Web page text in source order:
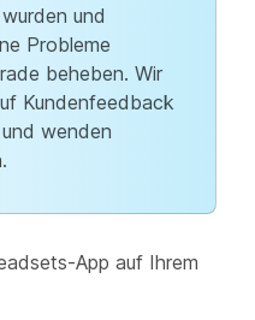
und
Probleme
beheben. Wir
Kundenfeedback
wenden
App auf Ihrem